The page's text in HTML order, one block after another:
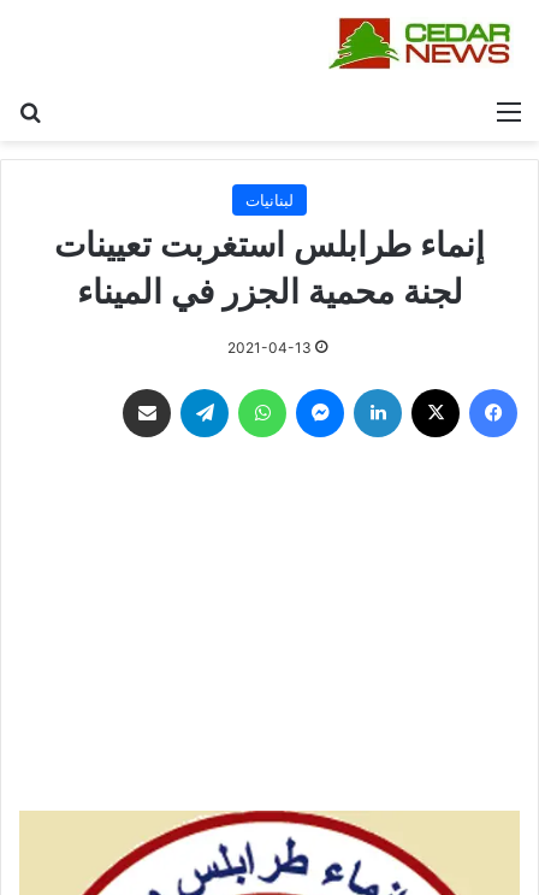
القائمة
لبنانيات
إنماء طرابلس استغربت تعيينات
لجنة محمية الجزر في الميناء
2021-04-13
فيسبوك لينكدإن ماسنجر واتساب تيلقرام